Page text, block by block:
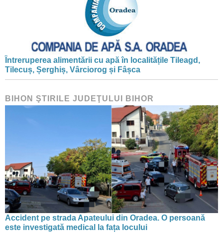
Întreruperea alimentării cu apă în localitățile Tileagd,
Tilecuș, Șerghiș, Vârciorog și Fâșca
BIHON ŞTIRILE JUDEŢULUI BIHOR
Accident pe strada Apateului din Oradea. O persoană
este investigată medical la fața locului